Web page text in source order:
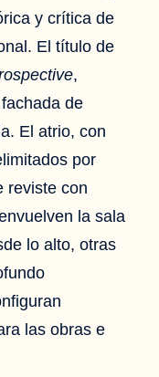
y crítica de
El título de
,
de
El atrio, con
por
reviste con
la sala
lo alto, otras
las obras e